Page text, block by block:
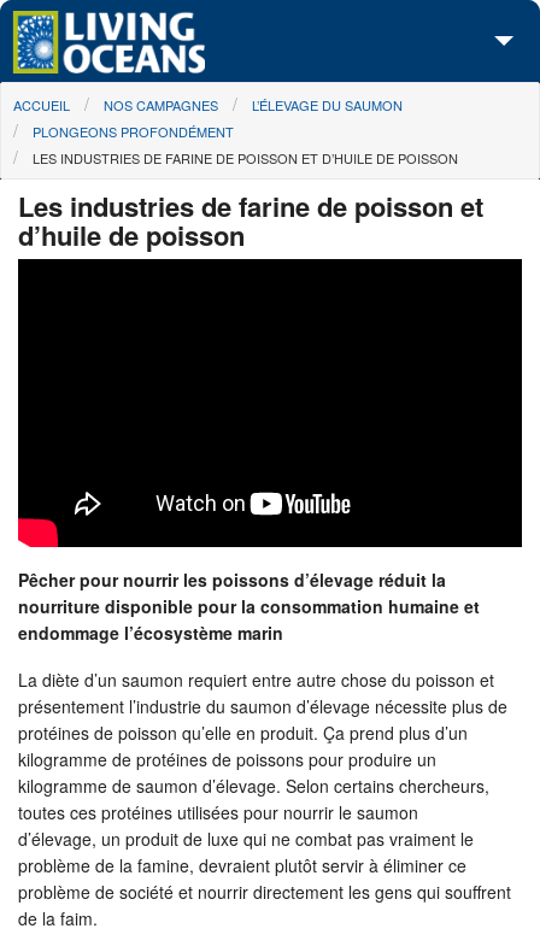
Skip to main content
À propos de nous
Nos campagnes
Centre des Médias
You are here
ACCUEIL NOS CAMPAGNES
L’ÉLEVAGE DU SAUMON
PLONGEONS PROFONDÉMENT
LES INDUSTRIES DE FARINE DE POISSON ET D’HUILE DE POISSON
Les industries de farine de poisson et
d’huile de poisson
Pêcher pour nourrir les poissons d’élevage réduit la
nourriture disponible pour la consommation humaine et
endommage l’écosystème marin
La diète d’un saumon requiert entre autre chose du poisson et
présentement l’industrie du saumon d’élevage nécessite plus de
protéines de poisson qu’elle en produit. Ça prend plus d’un
kilogramme de protéines de poissons pour produire un
kilogramme de saumon d’élevage. Selon certains chercheurs,
toutes ces protéines utilisées pour nourrir le saumon
d’élevage, un produit de luxe qui ne combat pas vraiment le
problème de la famine, devraient plutôt servir à éliminer ce
problème de société et nourrir directement les gens qui souffrent
de la faim.